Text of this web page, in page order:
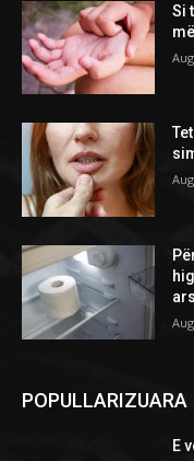
Si
POPULLARIZUARA
E